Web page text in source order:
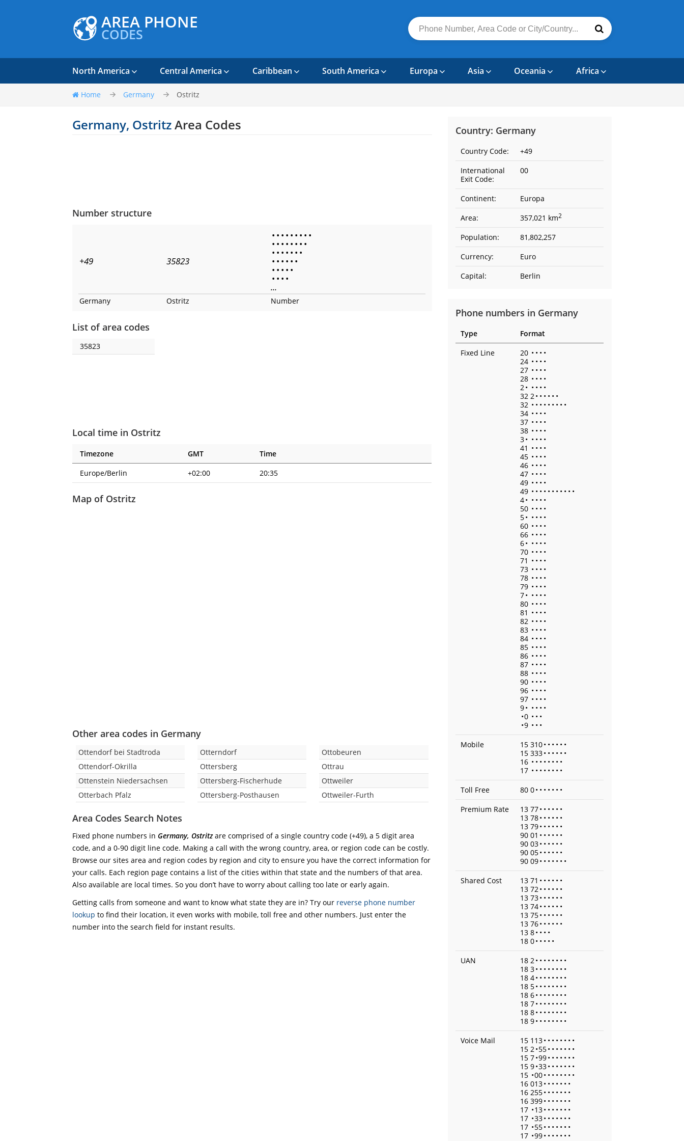
AREA PHONE
CODES
North America Central America Caribbean South America Europa Asia Oceania Africa
Home Germany Ostritz
Germany, OstritzArea Codes
Number structure
+49 35823
• • • • • • • • •
• • • • • • • •
• • • • • • •
• • • • • •
• • • • •
• • • •
...
Germany Ostritz Number
List of area codes
35823
Local time in Ostritz
Timezone GMT
Time
Europe/Berlin
+02:00 20:35
Map of Ostritz
Other area codes in Germany
Ottendorf bei Stadtroda
Ottendorf-Okrilla
Ottenstein Niedersachsen
Otterbach Pfalz
Otterndorf
Ottersberg
Ottersberg-Fischerhude
Ottersberg-Posthausen
Ottobeuren
Ottrau
Ottweiler
Ottweiler-Furth
Area Codes Search Notes
Fixed phone numbers in Germany, Ostritzare comprised of a single country code (+49), a 5 digit area
code, and a 0-90 digit line code. Making a call with the wrong country, area, or region code can be costly.
Browse our sites area and region codes by region and city to ensure you have the correct information for
your calls. Each region page contains a list of the cities within that state and the numbers of that area.
Also available are local times. So you don’t have to worry about calling too late or early again.
Getting calls from someone and want to know what state they are in? Try our reverse phone number
lookup to find their location, it even works with mobile, toll free and other numbers. Just enter the
number into the search field for instant results.
Country: Germany
Country Code:
+49
International
Exit Code:
00
Continent:
Europa
Area:
357,021 km2
Population:
81,802,257
Currency:
Euro
Capital:
Berlin
Phone numbers in Germany
Type
Format
Fixed Line
20 • • • •
24 • • • •
27 • • • •
28 • • • •
2• • • • •
32 2• • • • • •
32 • • • • • • • • •
34 • • • •
37 • • • •
38 • • • •
3• • • • •
41 • • • •
45 • • • •
46 • • • •
47 • • • •
49 • • • •
49 • • • • • • • • • • •
4• • • • •
50 • • • •
5• • • • •
60 • • • •
66 • • • •
6• • • • •
70 • • • •
71 • • • •
73 • • • •
78 • • • •
79 • • • •
7• • • • •
80 • • • •
81 • • • •
82 • • • •
83 • • • •
84 • • • •
85 • • • •
86 • • • •
87 • • • •
88 • • • •
90 • • • •
96 • • • •
97 • • • •
9• • • • •
•0 • • •
•9 • • •
Mobile
15 310• • • • • •
15 333• • • • • •
16 • • • • • • • •
17 • • • • • • • •
Toll Free
80 0• • • • • • •
Premium Rate
13 77• • • • • •
13 78• • • • • •
13 79• • • • • •
90 01 • • • • • •
90 03• • • • • •
90 05• • • • • •
90 09• • • • • • •
Shared Cost
13 71 • • • • • •
13 72• • • • • •
13 73• • • • • •
13 74• • • • • •
13 75• • • • • •
13 76• • • • • •
13 8• • • •
18 0• • • • •
UAN
18 2• • • • • • • •
18 3• • • • • • • •
18 4• • • • • • • •
18 5• • • • • • • •
18 6• • • • • • • •
18 7• • • • • • • •
18 8• • • • • • • •
18 9• • • • • • • •
Voice Mail
15 113• • • • • • • •
15 2•55• • • • • • •
15 7•99• • • • • • •
15 9•33• • • • • • •
15 •00• • • • • • • •
16 013• • • • • • •
16 255• • • • • • •
16 399• • • • • • •
17 •13• • • • • • •
17 •33• • • • • • •
17 •55• • • • • • •
17 •99• • • • • • •